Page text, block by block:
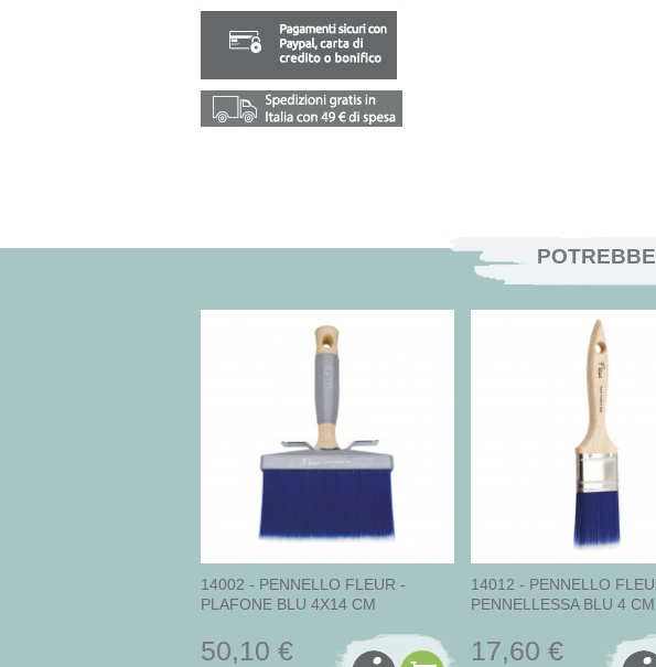
14002 - PENNELLO FLEUR -
PLAFONE BLU 4X14 CM
50,10 €
14012 - PENNELLO
PENNELLESSA BLU 4 CM
17,60 €